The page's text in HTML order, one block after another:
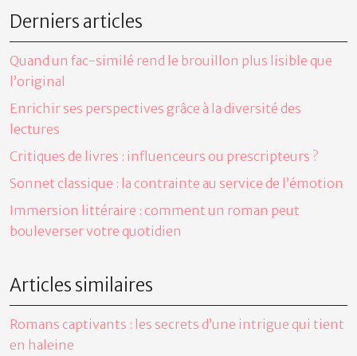
Derniers articles
Quand un fac-similé rend le brouillon plus lisible que
l’original
Enrichir ses perspectives grâce à la diversité des
lectures
Critiques de livres : influenceurs ou prescripteurs ?
Sonnet classique : la contrainte au service de l’émotion
Immersion littéraire : comment un roman peut
bouleverser votre quotidien
Articles similaires
Romans captivants : les secrets d’une intrigue qui tient
en haleine